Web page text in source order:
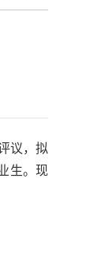
议，拟
生。现